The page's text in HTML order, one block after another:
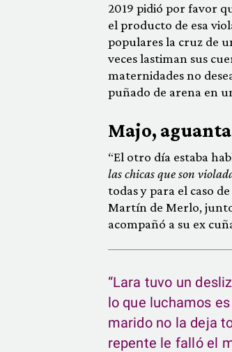
2019 pidió por favor
el producto de esa
populares la cruz de
veces lastiman sus
maternidades no
puñado de arena en
Majo,
“El otro día estaba
las chicas que son
todas y para el caso
Martín de Merlo, junto
acompañó a su ex
“Lara tuvo un
lo que luchamos
marido no la deja
repente le falló el